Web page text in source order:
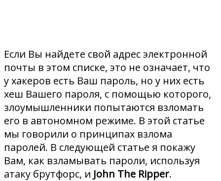
Если Вы найдете свой адрес электронной
почты в этом списке, это не означает, что
у хакеров есть Ваш пароль, но у них есть
хеш Вашего пароля, с помощью которого,
злоумышленники попытаются взломать
его в автономном режиме. В этой статье
мы говорили о принципах взлома
паролей. В следующей статье я покажу
Вам, как взламывать пароли, используя
атаку брутфорс, и John The Ripper.